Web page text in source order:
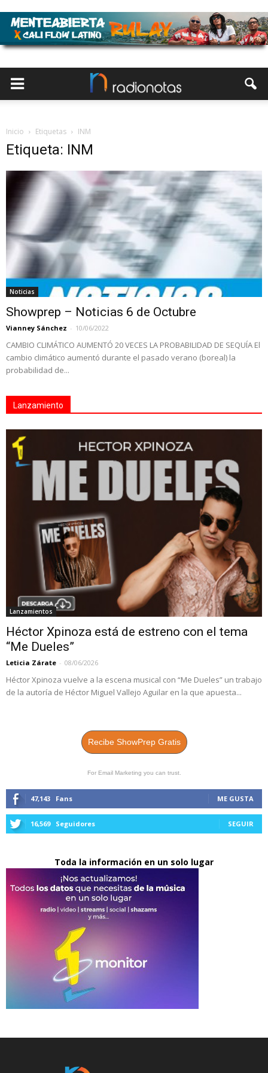
Inicio Etiquetas INM
Etiqueta: INM
Noticias
Showprep – Noticias 6 de Octubre
Vianney Sánchez - 10/06/2022
CAMBIO CLIMÁTICO AUMENTÓ 20 VECES LA PROBABILIDAD DE SEQUÍA El
cambio climático aumentó durante el pasado verano (boreal) la
probabilidad de...
Lanzamiento
Lanzamientos
Héctor Xpinoza está de estreno con el tema
“Me Dueles”
Leticia Zárate - 08/06/2026
Héctor Xpinoza vuelve a la escena musical con “Me Dueles” un trabajo
de la autoría de Héctor Miguel Vallejo Aguilar en la que apuesta...
Recibe ShowPrep Gratis
For Email Marketing you can trust.
47,143 Fans ME GUSTA
16,569 Seguidores SEGUIR
Toda la información en un solo lugar